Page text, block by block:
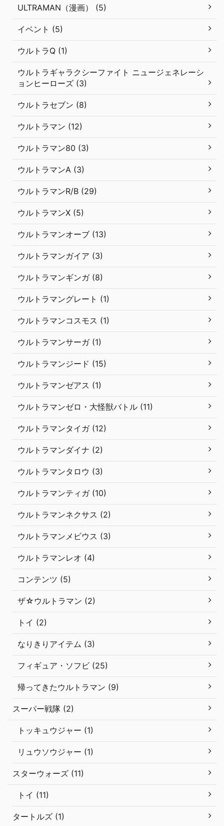
ULTRAMAN（漫画） (5)
イベント (5)
ウルトラQ (1)
ウルトラギャラクシーファイト ニュージェネレーシ
ョンヒーローズ (3)
ウルトラセブン (8)
ウルトラマン (12)
ウルトラマン80 (3)
ウルトラマンA (3)
ウルトラマンR/B (29)
ウルトラマンX (5)
ウルトラマンオーブ (13)
ウルトラマンガイア (3)
ウルトラマンギンガ (8)
ウルトラマングレート (1)
ウルトラマンコスモス (1)
ウルトラマンサーガ (1)
ウルトラマンジード (15)
ウルトラマンゼアス (1)
ウルトラマンゼロ・大怪獣バトル (11)
ウルトラマンタイガ (12)
ウルトラマンダイナ (2)
ウルトラマンタロウ (3)
ウルトラマンティガ (10)
ウルトラマンネクサス (2)
ウルトラマンメビウス (3)
ウルトラマンレオ (4)
コンテンツ (5)
ザ☆ウルトラマン (2)
トイ (2)
なりきりアイテム (3)
フィギュア・ソフビ (25)
帰ってきたウルトラマン (9)
スーパー戦隊 (2)
トッキュウジャー (1)
リュウソウジャー (1)
スターウォーズ (11)
トイ (11)
タートルズ (1)